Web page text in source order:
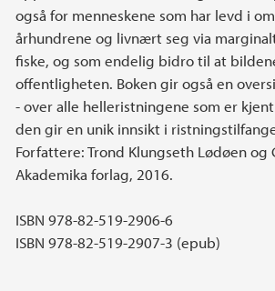
også for menneskene som har levd i
århundrene og livnært seg via
fiske, og som endelig bidro til at
offentligheten. Boken gir også en
- over alle helleristningene som er
den gir en unik innsikt i
Forfattere: Trond Klungseth Lødøen og
Akademika forlag, 2016.
ISBN 978-82-519-2906-6
ISBN 978-82-519-2907-3 (epub)